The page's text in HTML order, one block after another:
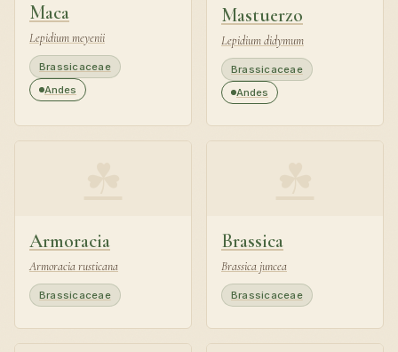
Maca
Lepidium meyenii
Brassicaceae
Andes
Mastuerzo
Lepidium didymum
Brassicaceae
Andes
Armoracia
Armoracia rusticana
Brassicaceae
Brassica
Brassica juncea
Brassicaceae